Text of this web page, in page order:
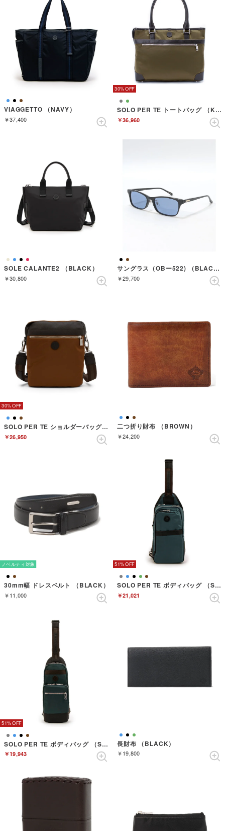
VIAGGETTO （NAVY）
￥37,400
30%
SOLO PER TE トートバッグ （KHAKI）
￥36,960
SOLE CALANTE2 （BLACK）
￥30,800
サングラス（OBー522) （BLACK/BLACK）
￥29,700
30%
SOLO PER TE ショルダーバッグ （TERRACOTTA）
￥26,950
二つ折り財布 （BROWN）
￥24,200
ノベルティ対象
30mm幅 ドレスベルト （BLACK）
￥11,000
51%
SOLO PER TE ボディバッグ （SEABLUE）
￥21,021
51%
SOLO PER TE ボディバッグ （SEABLUE）
￥19,943
長財布 （BLACK）
￥19,800